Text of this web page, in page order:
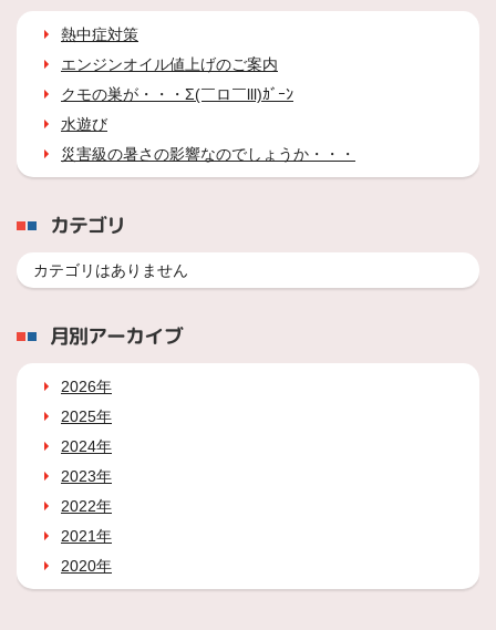
熱中症対策
エンジンオイル値上げのご案内
クモの巣が・・・Σ(￣ロ￣lll)ｶﾞｰﾝ
水遊び
災害級の暑さの影響なのでしょうか・・・
カテゴリ
カテゴリはありません
月別アーカイブ
2026年
2025年
2024年
2023年
2022年
2021年
2020年